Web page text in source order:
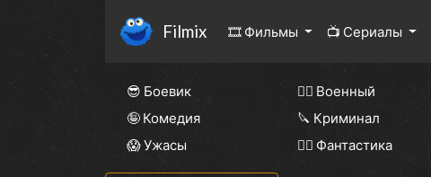
Filmix 🎞 Фильмы 📺 Сериалы
😎 Боевик 👨‍✈️ Военный
🤪 Комедия
🔪 Криминал
😱 Ужасы
🧙‍♀️ Фантастика